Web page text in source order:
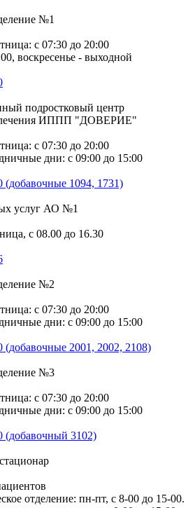
№1
с 07:30 до 20:00
воскресенье - выходной
подростковый центр
лечения ИППП "ДОВЕРИЕ"
с 07:30 до 20:00
дни: с 09:00 до 15:00
(добавочные 1094, 1731)
услуг АО №1
с 08.00 до 16.30
№2
с 07:30 до 20:00
дни: с 09:00 до 15:00
(добавочные 2001, 2002, 2108)
№3
с 07:30 до 20:00
дни: с 09:00 до 15:00
(добавочный 3102)
отделение: пн-пт, с 8-00 до 15-00.